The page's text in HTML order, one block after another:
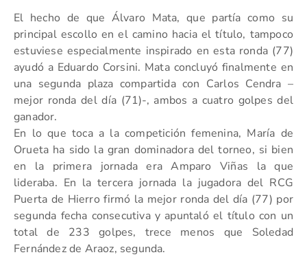
El hecho de que Álvaro Mata, que partía como su
principal escollo en el camino hacia el título, tampoco
estuviese especialmente inspirado en esta ronda (77)
ayudó a Eduardo Corsini. Mata concluyó finalmente en
una segunda plaza compartida con Carlos Cendra –
mejor ronda del día (71)-, ambos a cuatro golpes del
ganador.
En lo que toca a la competición femenina, María de
Orueta ha sido la gran dominadora del torneo, si bien
en la primera jornada era Amparo Viñas la que
lideraba. En la tercera jornada la jugadora del RCG
Puerta de Hierro firmó la mejor ronda del día (77) por
segunda fecha consecutiva y apuntaló el título con un
total de 233 golpes, trece menos que Soledad
Fernández de Araoz, segunda.